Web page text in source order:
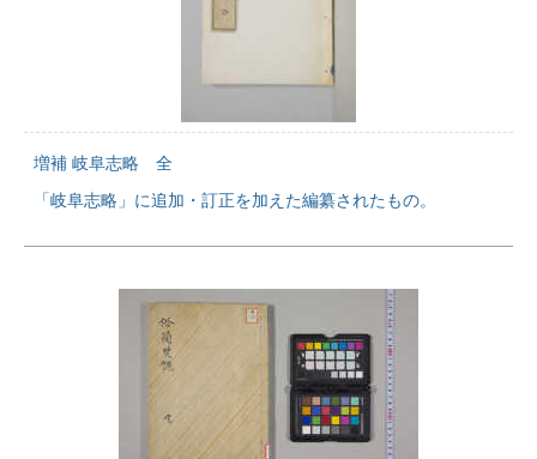
増補 岐阜志略 全
「岐阜志略」に追加・訂正を加えた編纂されたもの。